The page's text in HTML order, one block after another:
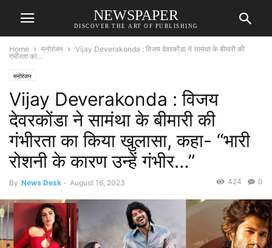
NEWSPAPER
DISCOVER THE ART OF PUBLISHING
Home मनोरंजन
Vijay Deverakonda : विजय देवरकोंडा ने सामंथा के बीमारी की
गंभीरता का...
मनोरंजन
Vijay Deverakonda : विजय
देवरकोंडा ने सामंथा के बीमारी की
गंभीरता का किया खुलासा, कहा- “भारी
रोशनी के कारण उन्हें गंभीर…”
By News Desk - August 16, 2023 0
424